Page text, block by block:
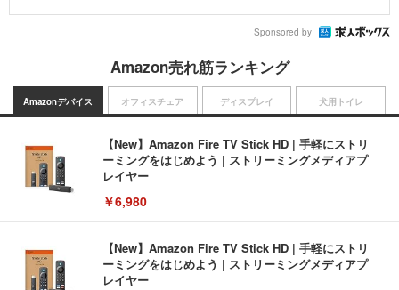
Sponsored by
Amazon売れ筋ランキング
Amazonデバイス
【New】Amazon Fire TV Stick HD | 手軽にストリ
ーミングをはじめよう | ストリーミングメディアプ
レイヤー
￥6,980
【New】Amazon Fire TV Stick HD | 手軽にストリ
ーミングをはじめよう | ストリーミングメディアプ
レイヤー
オフィスチェア ディスプレイ 犬用トイレ